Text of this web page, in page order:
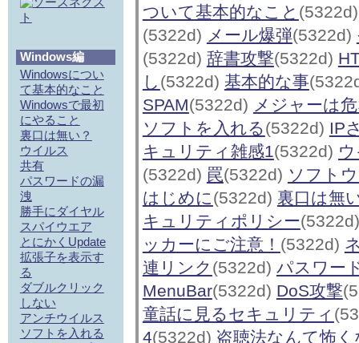
ついて基本的なこと
(5322d) メール爆弾(5322d)
(5322d) 辞書攻撃(5322d)
し (5322d) 基本的な事
SPAM(5322d) メジャーは
ソフトを入れる(5322d) IP
キュリティ雑感1(5322d)
(5322d) 罠(5322d) ソフト
はじめに(5322d) 裏口は無
キュリティポリシー
ッカーにご注意！ (5322d)
連リンク (5322d) パスワー
MenuBar(5322d) DoS攻撃
童話に見るセキュリティ
4(5322d) 盗聴法なんて怖く
Windows編
Windowsについ
て基本的なこと
Windowsで最初
にやること
裏口は無い？
ウイルス
共有
パスワードの漏
洩
勝手にダイヤル
スパイウエア
とにかくUpdate
拡張子を表示す
る
ダブルクリック
しない
アンチウイルス
ソフトを入れる